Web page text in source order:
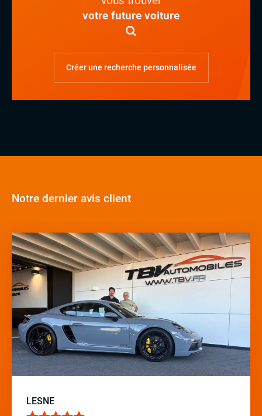
votre future voiture
Créer une recherche personnalisée
Notre dernier avis client
LESNE